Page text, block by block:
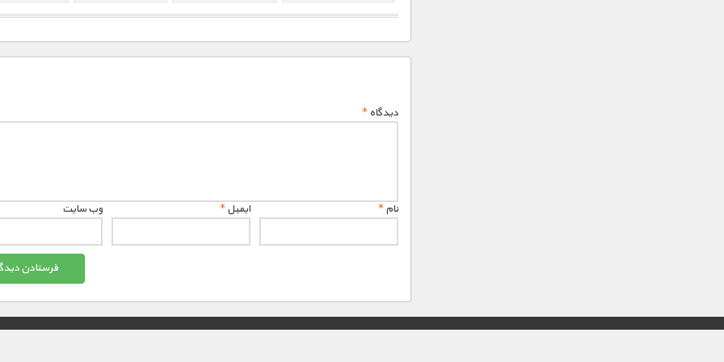
دیدگاه*
نام* ایمیل* وب‌ سایت